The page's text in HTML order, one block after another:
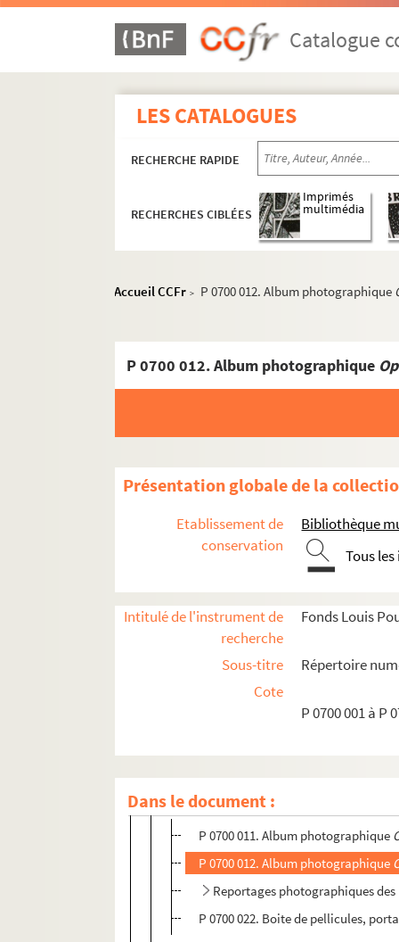
Catalogue
LES CATALOGUES
RECHERCHE RAPIDE
RECHERCHES CIBLÉES
Imprimés
multimédia
Accueil CCFr > P 0700 012. Album photographique
P 0700 012. Album photographique
Présentation globale de la
Etablissement de
conservation
Bibliothèque
Tous
Intitulé de l'instrument de
recherche
Fonds Louis
Sous-titre
Répertoire
Cote
P 0700 001 à P
Dans le document :
Documentation se rapportant à l'Opéra de Lyon
Saison 1933-1934
P 0700 011. Album photographique
P 0700 012. Album photographique
Reportages photographiques
P 0700 022. Boite de pellicules,